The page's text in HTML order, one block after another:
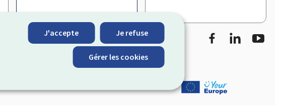
J'accepte Je refuse
Gérer les cookies
FacebookLinkedIn
informe sur les